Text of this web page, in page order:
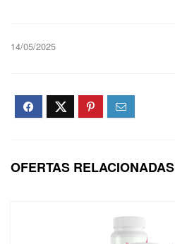
14/05/2025
OFERTAS RELACIONADAS